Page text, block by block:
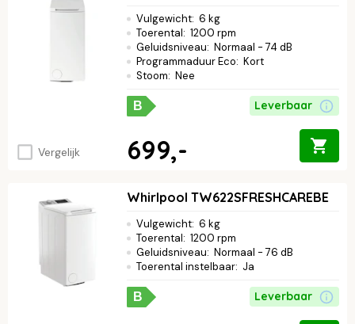
Vergelijk
Vulgewicht: 6 kg
Toerental: 1200 rpm
Geluidsniveau: Normaal - 74 dB
Programmaduur Eco: Kort
Stoom: Nee
B Leverbaar
699,-
Whirlpool TW622SFRESHCAREBE
Vulgewicht: 6 kg
Toerental: 1200 rpm
Geluidsniveau: Normaal - 76 dB
Toerental instelbaar: Ja
B Leverbaar